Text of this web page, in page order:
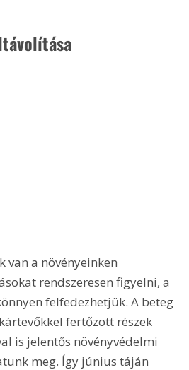
van a növényeinken
rendszeresen figyelni, a
felfedezhetjük. A beteg
fertőzött részek
is jelentős növényvédelmi
meg. Így június táján